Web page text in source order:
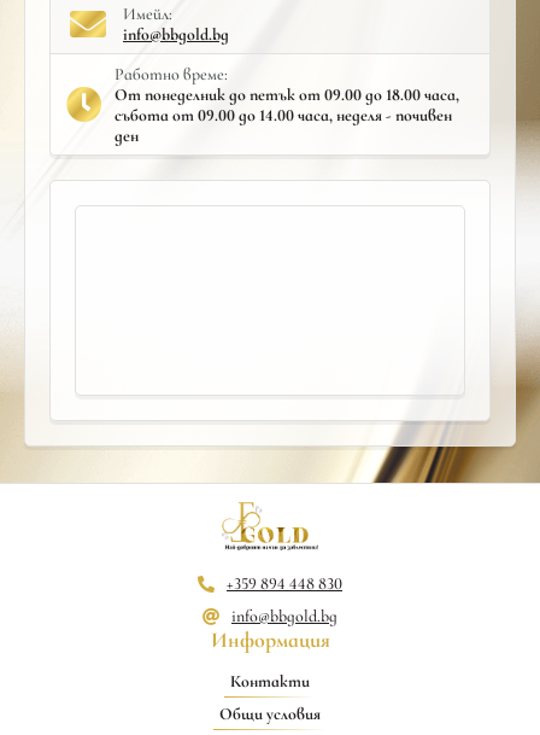
Имейл:
info@bbgold.bg
Работно време:
От понеделник до петък от 09.00 до 18.00 часа,
събота от 09.00 до 14.00 часа, неделя - почивен
ден
+359 894 448 830
info@bbgold.bg
Информация
Контакти
Общи условия